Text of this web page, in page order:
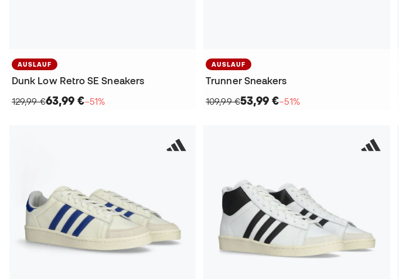
AUSLAUF
Dunk Low Retro SE Sneakers
129,99 €63,99 €−51%
AUSLAUF
Trunner Sneakers
109,99 €53,99 €−51%